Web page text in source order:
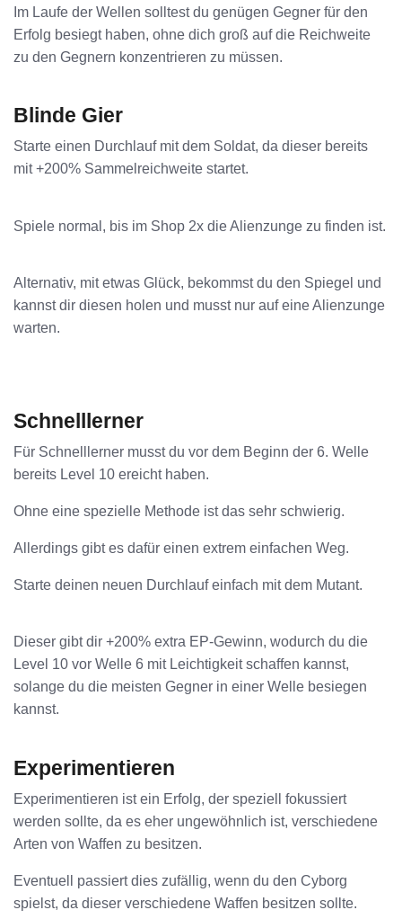
Im Laufe der Wellen solltest du genügen Gegner für den
Erfolg besiegt haben, ohne dich groß auf die Reichweite
zu den Gegnern konzentrieren zu müssen.
Blinde Gier
Starte einen Durchlauf mit dem Soldat, da dieser bereits
mit +200% Sammelreichweite startet.
Spiele normal, bis im Shop 2x die Alienzunge zu finden ist.
Alternativ, mit etwas Glück, bekommst du den Spiegel und
kannst dir diesen holen und musst nur auf eine Alienzunge
warten.
Schnelllerner
Für Schnelllerner musst du vor dem Beginn der 6. Welle
bereits Level 10 ereicht haben.
Ohne eine spezielle Methode ist das sehr schwierig.
Allerdings gibt es dafür einen extrem einfachen Weg.
Starte deinen neuen Durchlauf einfach mit dem Mutant.
Dieser gibt dir +200% extra EP-Gewinn, wodurch du die
Level 10 vor Welle 6 mit Leichtigkeit schaffen kannst,
solange du die meisten Gegner in einer Welle besiegen
kannst.
Experimentieren
Experimentieren ist ein Erfolg, der speziell fokussiert
werden sollte, da es eher ungewöhnlich ist, verschiedene
Arten von Waffen zu besitzen.
Eventuell passiert dies zufällig, wenn du den Cyborg
spielst, da dieser verschiedene Waffen besitzen sollte.